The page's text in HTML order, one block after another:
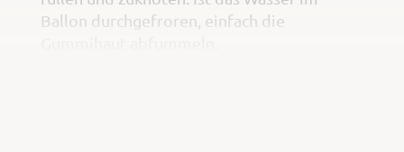
Ballon durchgefroren, einfach die